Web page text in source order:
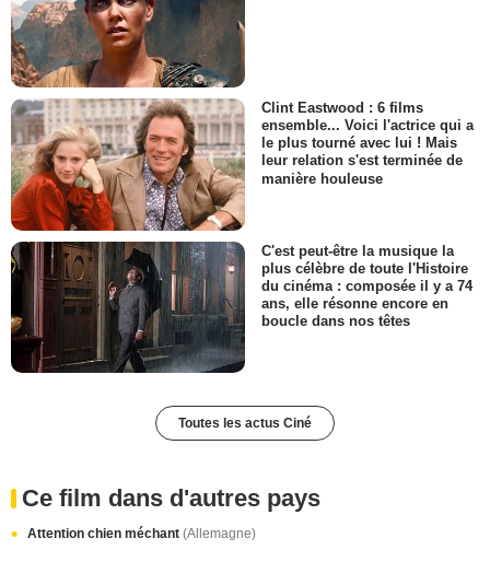
Clint Eastwood : 6 films
ensemble... Voici l'actrice qui a
le plus tourné avec lui ! Mais
leur relation s'est terminée de
manière houleuse
C'est peut-être la musique la
plus célèbre de toute l'Histoire
du cinéma : composée il y a 74
ans, elle résonne encore en
boucle dans nos têtes
Toutes les actus Ciné
Ce film dans d'autres pays
Attention chien méchant (Allemagne)